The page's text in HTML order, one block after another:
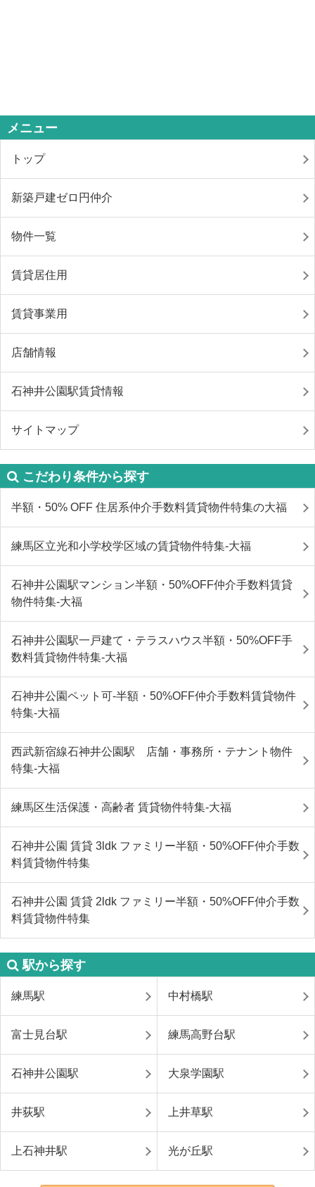
メニュー
トップ
新築戸建ゼロ円仲介
物件一覧
賃貸居住用
賃貸事業用
店舗情報
石神井公園駅賃貸情報
サイトマップ
こだわり条件から探す
半額・50% OFF 住居系仲介手数料賃貸物件特集の大福
練馬区立光和小学校学区域の賃貸物件特集-大福
石神井公園駅マンション半額・50%OFF仲介手数料賃貸
物件特集-大福
石神井公園駅一戸建て・テラスハウス半額・50%OFF手
数料賃貸物件特集-大福
石神井公園ペット可-半額・50%OFF仲介手数料賃貸物件
特集-大福
西武新宿線石神井公園駅 店舗・事務所・テナント物件
特集-大福
練馬区生活保護・高齢者 賃貸物件特集-大福
石神井公園 賃貸 3ldk ファミリー半額・50%OFF仲介手数
料賃貸物件特集
石神井公園 賃貸 2ldk ファミリー半額・50%OFF仲介手数
料賃貸物件特集
駅から探す
練馬駅 中村橋駅
富士見台駅 練馬高野台駅
石神井公園駅 大泉学園駅
井荻駅 上井草駅
上石神井駅 光が丘駅